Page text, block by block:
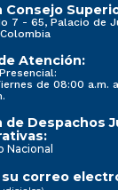
Consejo
7 - 65, Palacio de
Atención:
de 08:00 a.m.
de Despachos
Nacional
su correo